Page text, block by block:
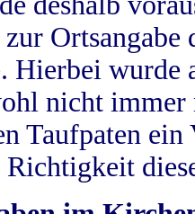
Hierbei wurde
nicht
Taufpaten